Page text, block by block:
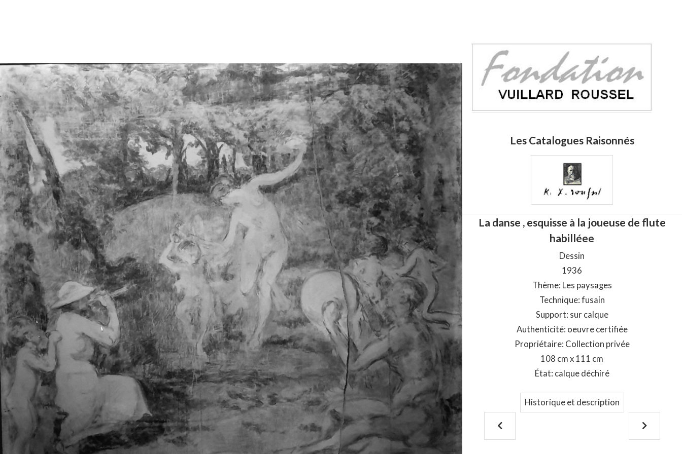
Les Catalogues Raisonnés
La danse , esquisse à la joueuse de flute
habilléee
Dessin
1936
Thème: Les paysages
Technique: fusain
Support: sur calque
Authenticité: oeuvre certifiée
Propriétaire: Collection privée
108 cm x 111 cm
État: calque déchiré
Historique et description